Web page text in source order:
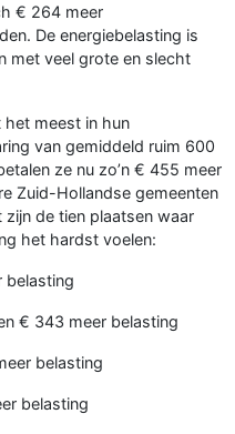
€ 264 meer
De energiebelasting is
met veel grote en slecht
het meest in hun
van gemiddeld ruim 600
ze nu zo’n € 455 meer
Zuid-Hollandse gemeenten
de tien plaatsen waar
het hardst voelen:
belasting
€ 343 meer belasting
belasting
belasting